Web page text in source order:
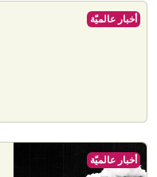
أخبار عالميّة
أخبار عالميّة